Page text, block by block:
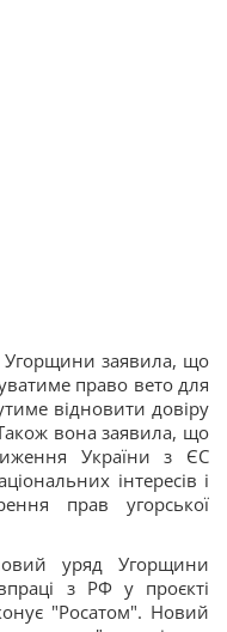
заявила, що
право вето для
відновити довіру
вона заявила, що
України з ЄС
інтересів і
прав угорської
уряд Угорщини
з РФ у проєкті
"Росатом". Новий